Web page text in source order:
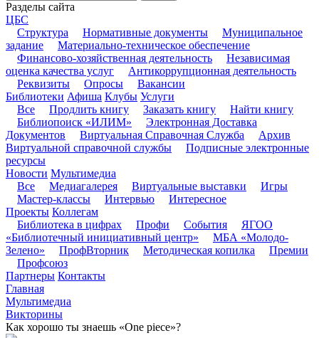
Разделы сайта
ЦБС
Структура
Нормативные документы
Муниципальное
задание
Материально-техническое обеспечение
Финансово-хозяйственная деятельность
Независимая
оценка качества услуг
Антикоррупционная деятельность
Реквизиты
Опросы
Вакансии
Библиотеки Афиша Клубы Услуги
Все
Продлить книгу Заказать книгу
Найти книгу
Библиопоиск «ИЛИМ»
Электронная Доставка
Документов
Виртуальная Справочная Служба
Архив
Виртуальной справочной службы
Подписные электронные
ресурсы
Новости Мультимедиа
Все
Медиагалерея Виртуальные выставки
Игры
Мастер-классы
Интервью
Интересное
Проекты Коллегам
Библиотека в цифрах
Профи События
ЯГОО
«Библиотечный инициативный центр»
МБА «Молодо-
Зелено»
ПрофВторник Методическая копилка
Премии
Профсоюз
Партнеры Контакты
Главная
Мультимедиа
Викторины
Как хорошо ты знаешь «One piece»?